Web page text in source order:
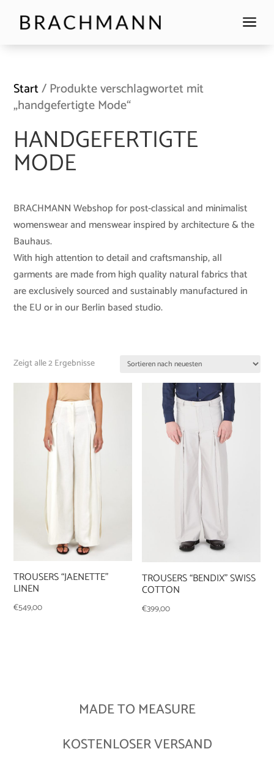
a
Start/ Produkte verschlagwortet mit
„handgefertigte Mode“
HANDGEFERTIGTE
MODE
BRACHMANN Webshop for post-classical and minimalist
womenswear and menswear inspired by architecture & the
Bauhaus.
With high attention to detail and craftsmanship, all
garments are made from high quality natural fabrics that
are exclusively sourced and sustainably manufactured in
the EU or in our Berlin based studio.
Zeigt alle 2 Ergebnisse
TROUSERS “JAENETTE”
LINEN
€549,00
TROUSERS “BENDIX” SWISS
COTTON
€399,00
MADE TO MEASURE
KOSTENLOSER VERSAND